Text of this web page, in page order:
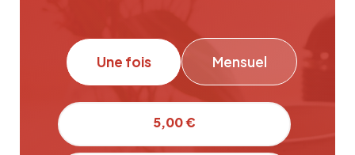
Une fois Mensuel
5,00 €